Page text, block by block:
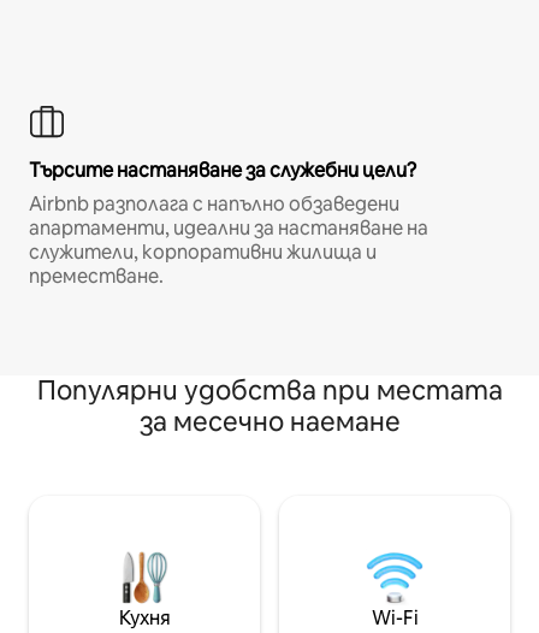
Търсите настаняване за служебни цели?
Airbnb разполага с напълно обзаведени
апартаменти, идеални за настаняване на
служители, корпоративни жилища и
преместване.
Популярни удобства при местата
за месечно наемане
Кухня Wi-Fi